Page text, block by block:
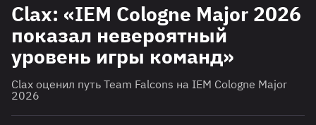
Clax: «IEM Cologne Major 2026
показал невероятный
уровень игры команд»
Clax оценил путь Team Falcons на IEM Cologne Major
2026